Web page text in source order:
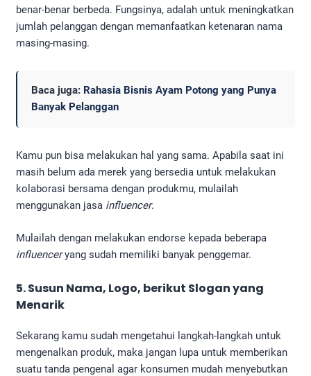
benar-benar berbeda. Fungsinya, adalah untuk meningkatkan
jumlah pelanggan dengan memanfaatkan ketenaran nama
masing-masing.
Baca juga: Rahasia Bisnis Ayam Potong yang Punya
Banyak Pelanggan
Kamu pun bisa melakukan hal yang sama. Apabila saat ini
masih belum ada merek yang bersedia untuk melakukan
kolaborasi bersama dengan produkmu, mulailah
menggunakan jasa influencer.
Mulailah dengan melakukan endorse kepada beberapa
influenceryang sudah memiliki banyak penggemar.
5. Susun Nama, Logo, berikut Slogan yang
Menarik
Sekarang kamu sudah mengetahui langkah-langkah untuk
mengenalkan produk, maka jangan lupa untuk memberikan
suatu tanda pengenal agar konsumen mudah menyebutkan